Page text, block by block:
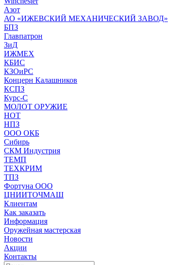
Азот
АО «ИЖЕВСКИЙ МЕХАНИЧЕСКИЙ ЗАВОД»
БПЗ
Главпатрон
ЗиД
ИЖМЕХ
КБИС
КЗОиРС
Концерн Калашников
КСПЗ
Курс-С
МОЛОТ ОРУЖИЕ
НОТ
НПЗ
ООО ОКБ
Сибирь
СКМ Индустрия
ТЕМП
ТЕХКРИМ
ТПЗ
Фортуна ООО
ЦНИИТОЧМАШ
Клиентам
Как заказать
Информация
Оружейная мастерская
Новости
Акции
Контакты